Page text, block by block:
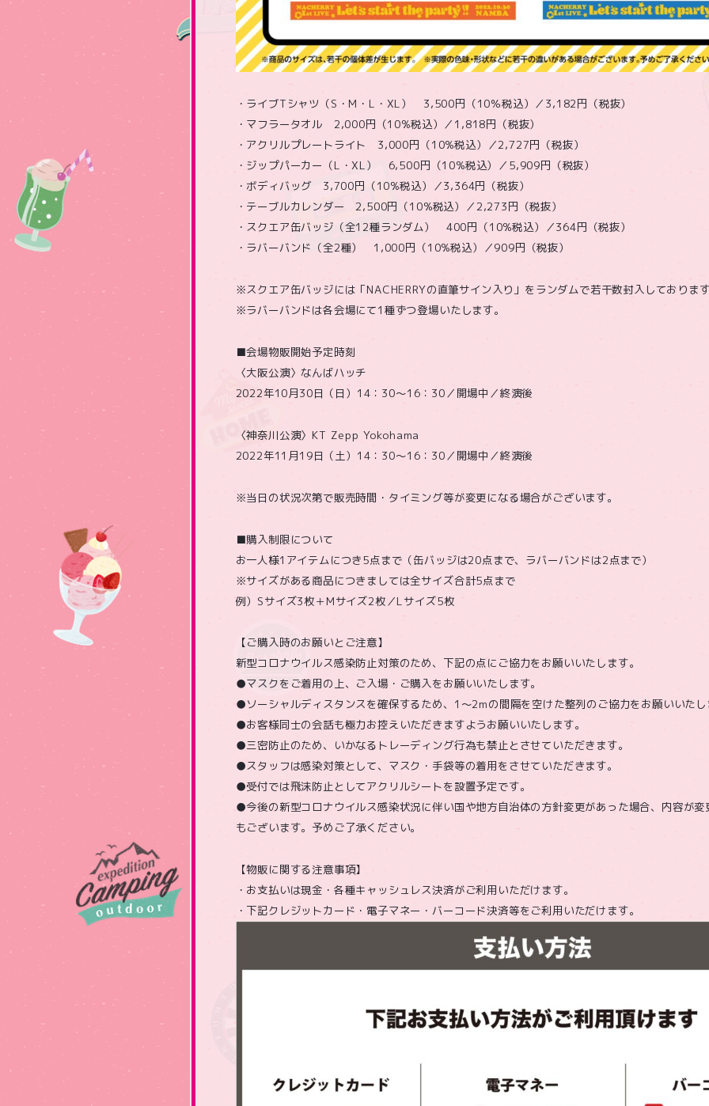
・ライブTシャツ（S・M・L・XL） 3,500円（10％税込）／3,182円（税抜）
・マフラータオル 2,000円（10%税込）／1,818円（税抜）
・アクリルプレートライト 3,000円（10%税込）／2,727円（税抜）
・ジップパーカー（L・XL） 6,500円（10%税込）／5,909円（税抜）
・ボディバッグ 3,700円（10%税込）／3,364円（税抜）
・テーブルカレンダー 2,500円（10%税込）／2,273円（税抜）
・スクエア缶バッジ（全12種ランダム） 400円（10%税込）／364円（税抜）
・ラバーバンド（全2種） 1,000円（10%税込）／909円（税抜）
※スクエア缶バッジには「NACHERRYの直筆サイン入り」をランダムで若干数封入しておりま
※ラバーバンドは各会場にて1種ずつ登場いたします。
■会場物販開始予定時刻
〈大阪公演〉なんばハッチ
2022年10月30日（日）14：30〜16：30／開場中／終演後
〈神奈川公演〉KT Zepp Yokohama
2022年11月19日（土）14：30〜16：30／開場中／終演後
※当日の状況次第で販売時間・タイミング等が変更になる場合がございます。
■購入制限について
お一人様1アイテムにつき5点まで（缶バッジは20点まで、ラバーバンドは2点まで）
※サイズがある商品につきましては全サイズ合計5点まで
例）Sサイズ3枚＋Mサイズ2枚／Lサイズ5枚
【ご購入時のお願いとご注意】
新型コロナウイルス感染防止対策のため、下記の点にご協力をお願いいたします。
●マスクをご着用の上、ご入場・ご購入をお願いいたします。
●ソーシャルディスタンスを確保するため、1～2mの間隔を空けた整列のご協力をお願いいた
●お客様同士の会話も極力お控えいただきますようお願いいたします。
●三密防止のため、いかなるトレーディング行為も禁止とさせていただきます。
●スタッフは感染対策として、マスク・手袋等の着用をさせていただきます。
●受付では飛沫防止としてアクリルシートを設置予定です。
●今後の新型コロナウイルス感染状況に伴い国や地方自治体の方針変更があった場合、内容が
もございます。予めご了承ください。
【物販に関する注意事項】
・お支払いは現金・各種キャッシュレス決済がご利用いただけます。
・下記クレジットカード・電子マネー・バーコード決済等をご利用いただけます。